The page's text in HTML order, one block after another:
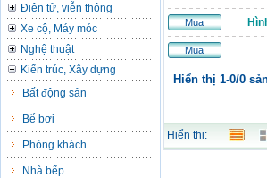
Điện tử, viễn thông
Xe cộ, Máy móc
Nghệ thuật
Kiến trúc, Xây dựng
Bất động sản
Bể bơi
Phòng khách
Nhà bếp
Mua
Mua
Hiển thị 1-0/0
Hiển thị: